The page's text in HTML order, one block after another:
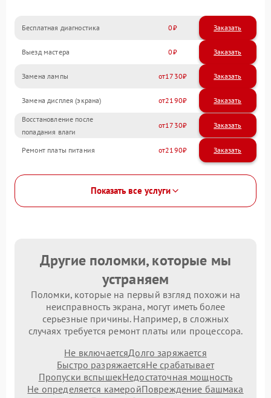
Бесплатная диагностика 0 Заказать
Выезд мастера 0 Заказать
Замена лампы 1730
Замена дисплея (экрана) 2190
Восстановление после
попадания влаги
1730
Ремонт платы питания 2190
Показать все услуги
Другие поломки, которые мы
устраняем
Поломки, которые на первый взгляд похожи на
неисправность экрана, могут иметь более
серьезные причины. Например, в сложных
случаях требуется ремонт платы или процессора.
Не включаетсяДолго заряжается
Быстро разряжаетсяНе срабатывает
Пропуски вспышекНедостаточная мощность
Не определяется камеройПовреждение башмака